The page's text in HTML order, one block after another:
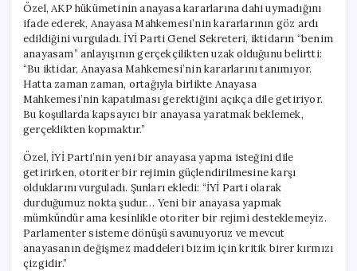
Özel, AKP hükümetinin anayasa kararlarına dahi uymadığını
ifade ederek, Anayasa Mahkemesi’nin kararlarının göz ardı
edildiğini vurguladı. İYİ Parti Genel Sekreteri, iktidarın “benim
anayasam” anlayışının gerçekçilikten uzak olduğunu belirtti:
“Bu iktidar, Anayasa Mahkemesi’nin kararlarını tanımıyor.
Hatta zaman zaman, ortağıyla birlikte Anayasa
Mahkemesi’nin kapatılması gerektiğini açıkça dile getiriyor.
Bu koşullarda kapsayıcı bir anayasa yaratmak beklemek,
gerçeklikten kopmaktır.”
Özel, İYİ Parti’nin yeni bir anayasa yapma isteğini dile
getirirken, otoriter bir rejimin güçlendirilmesine karşı
olduklarını vurguladı. Şunları ekledi: “İYİ Parti olarak
durduğumuz nokta şudur… Yeni bir anayasa yapmak
mümkündür ama kesinlikle otoriter bir rejimi desteklemeyiz.
Parlamenter sisteme dönüşü savunuyoruz ve mevcut
anayasanın değişmez maddeleri bizim için kritik birer kırmızı
çizgidir.”